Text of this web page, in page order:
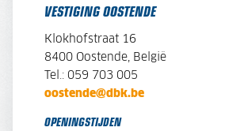
VESTIGING OOSTENDE
Klokhofstraat 16
8400 Oostende, België
Tel.: 059 703 005
oostende@dbk.be
OPENINGSTIJDEN